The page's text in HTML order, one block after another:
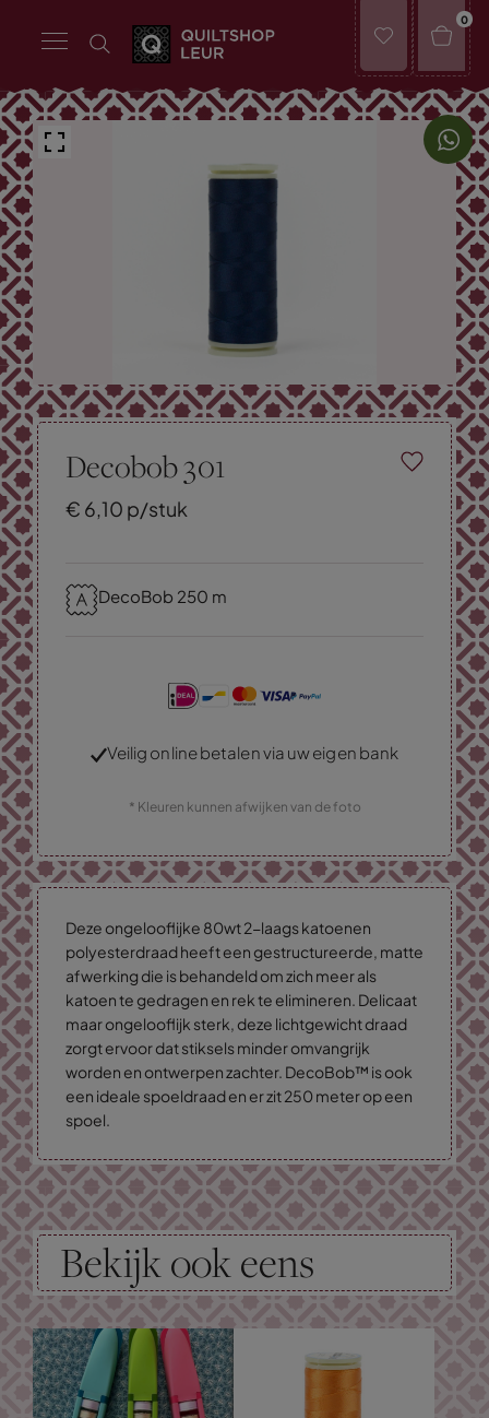
0
Decobob 301
€ 6,10 p/stuk
DecoBob 250 m
Veilig online betalen via uw eigen bank
* Kleuren kunnen afwijken van de foto
Deze ongelooflijke 80wt 2-laags katoenen
polyesterdraad heeft een gestructureerde, matte
afwerking die is behandeld om zich meer als
katoen te gedragen en rek te elimineren. Delicaat
maar ongelooflijk sterk, deze lichtgewicht draad
zorgt ervoor dat stiksels minder omvangrijk
worden en ontwerpen zachter. DecoBob™ is ook
een ideale spoeldraad en er zit 250 meter op een
spoel.
Bekijk ook eens